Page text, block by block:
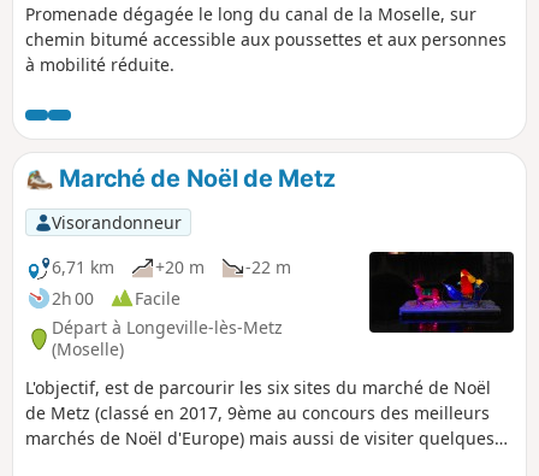
Promenade dégagée le long du canal de la Moselle, sur
chemin bitumé accessible aux poussettes et aux personnes
à mobilité réduite.
Marché de Noël de Metz
Visorandonneur
6,71 km
+20 m
-22 m
2h 00
Facile
Départ à Longeville-lès-Metz
(Moselle)
L'objectif, est de parcourir les six sites du marché de Noël
de Metz (classé en 2017, 9ème au concours des meilleurs
marchés de Noël d'Europe) mais aussi de visiter quelques